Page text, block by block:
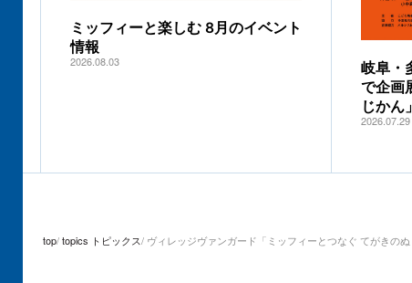
ミッフィーと楽しむ 8月のイベント
情報
2026.08.03
岐阜・
で企画
じかん
2026.07.29
top topics トピックス ヴィレッジヴァンガード「ミッフィーとつなぐ てがきの